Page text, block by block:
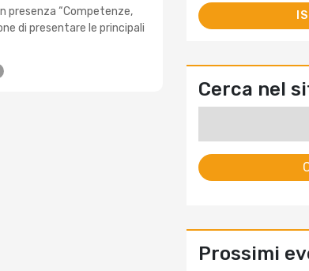
presenza “Competenze,
di presentare le principali
Cerca nel
Prossimi